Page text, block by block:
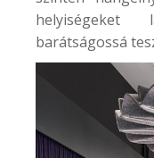
helyiségeket
barátságossá